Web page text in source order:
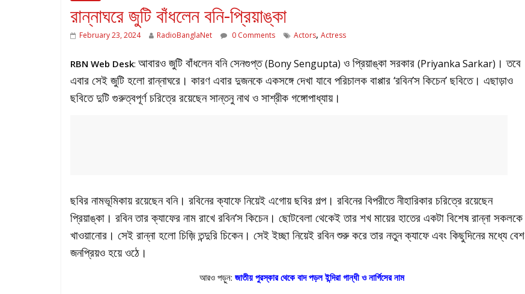
রান্নাঘরে জুটি বাঁধলেন বনি-প্রিয়াঙ্কা
February 23, 2024 RadioBanglaNet 0 Comments Actors, Actress
RBN Web Desk: আবারও জুটি বাঁধলেন বনি সেনগুপ্ত(Bony Sengupta) ও প্রিয়াঙ্কা সরকার (Priyanka Sarkar) । তবে
এবার সেই জুটি হলো রান্নাঘরে। কারণ এবার দুজনকে একসঙ্গে দেখা যাবে পরিচালক বাপ্পার ‘রবিন’স কিচেন’ ছবিতে। এছাড়াও
ছবিতে দুটি গুরুত্বপূর্ণ চরিত্রে রয়েছেন সান্তনু নাথ ও সাশ্রীক গঙ্গোপাধ্যায়।
ছবির নামভূমিকায় রয়েছেন বনি। রবিনের ক্যাফে নিয়েই এগোয় ছবির গল্প। রবিনের বিপরীতে নীহারিকার চরিত্রে রয়েছেন
প্রিয়াঙ্কা। রবিন তার ক্যাফের নাম রাখে রবিন’স কিচেন। ছোটবেলা থেকেই তার শখ মায়ের হাতের একটা বিশেষ রান্না সকলকে
খাওয়ানোর। সেই রান্না হলো চিজ়ি তন্দুরি চিকেন। সেই ইচ্ছা নিয়েই রবিন শুরু করে তার নতুন ক্যাফে এবং কিছুদিনের মধ্যে বেশ
জনপ্রিয়ও হয়ে ওঠে।
আরও পড়ুন: জাতীয় পুরস্কার থেকে বাদ পড়ল ইন্দিরা গান্ধী ও নার্গিসের নাম